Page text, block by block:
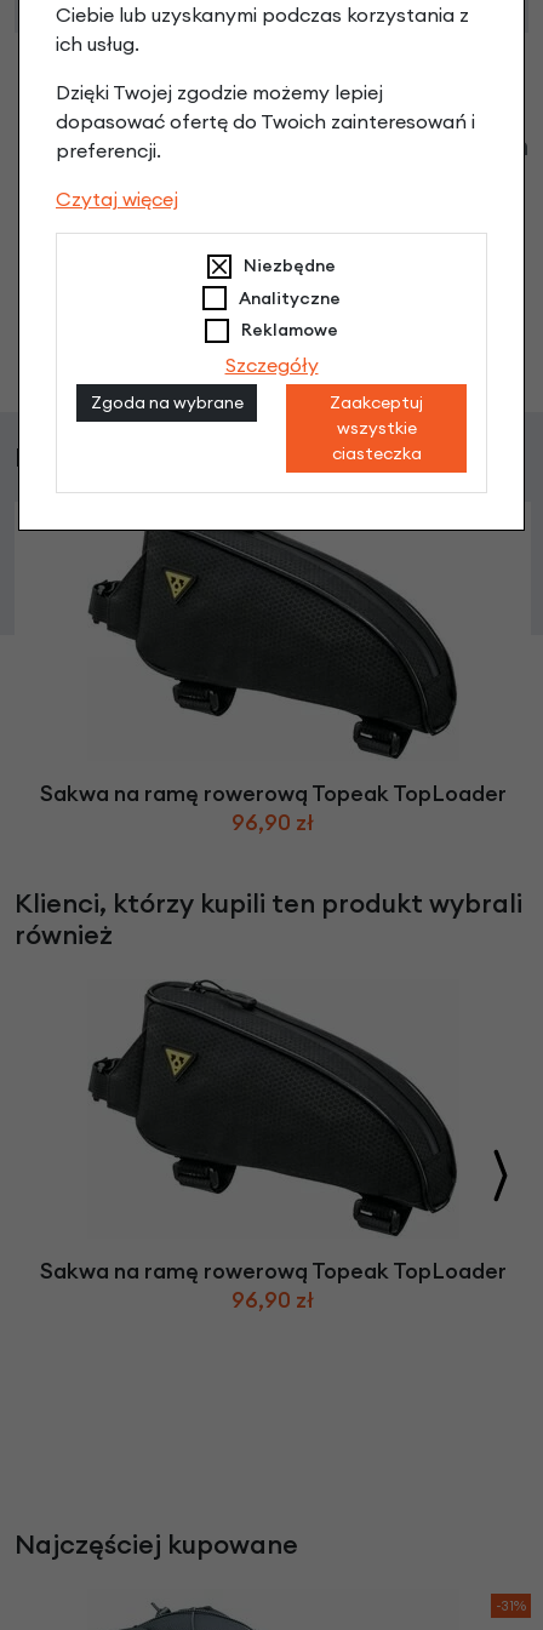
Klienci zadali następujące pytania o ten
Nikt wcześniej niemiał pytań do tego produktu? A Ty o
co chcesz zapytać?
Zadaj pytanie
Podobne produkty
Sakwa na ramę rowerową Topeak TopLoader
96,90 zł
Klienci, którzy kupili ten produkt wybrali
również
Sakwa na ramę rowerową Topeak TopLoader
96,90 zł
Najczęściej kupowane
-31%
Ciebie lub uzyskanymi podczas korzystania z
ich usług.
Dzięki Twojej zgodzie możemy lepiej
dopasować ofertę do Twoich zainteresowań i
preferencji.
Czytaj więcej
Niezbędne
Analityczne
Reklamowe
Szczegóły
Zgoda na wybrane
Zaakceptuj
wszystkie
ciasteczka